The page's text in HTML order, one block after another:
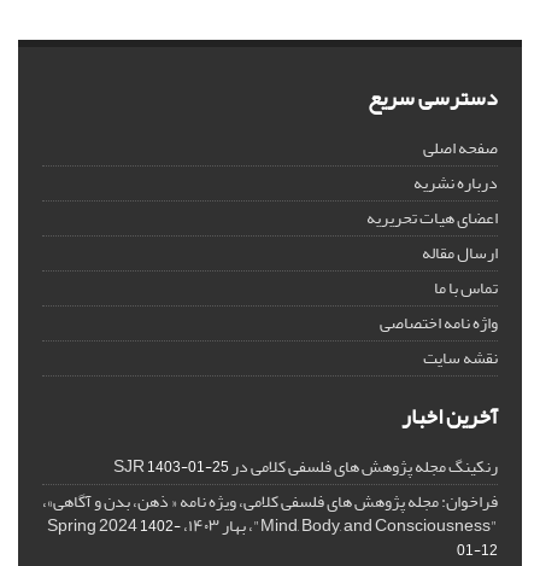
دسترسی سریع
صفحه اصلی
درباره نشریه
اعضای هیات تحریریه
ارسال مقاله
تماس با ما
واژه نامه اختصاصی
نقشه سایت
آخرین اخبار
رنکینگ مجله پژوهش های فلسفی کلامی در SJR1403-01-25
فراخوان: مجله پژوهش های فلسفی کلامی، ویژه نامه « ذهن، بدن و آگاهی»،
"Mind, Body, and Consciousness"، بهار ۱۴۰۳، Spring 2024
1402-
01-12